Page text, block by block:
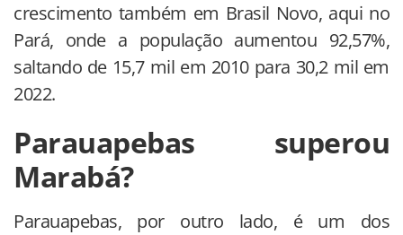
crescimento também em Brasil Novo, aqui no
Pará, onde a população aumentou 92,57%,
saltando de 15,7 mil em 2010 para 30,2 mil em
2022.
Parauapebas superou
Marabá?
Parauapebas, por outro lado, é um dos